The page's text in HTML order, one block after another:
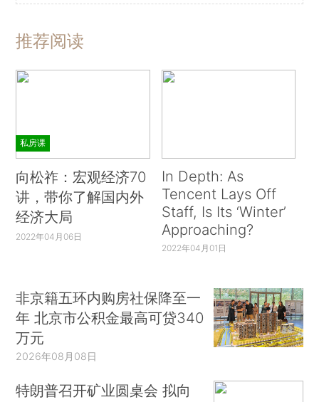
推荐阅读
私房课
向松祚：宏观经济70
讲，带你了解国内外
经济大局
2022年04月06日
In Depth: As
Tencent Lays Off
Staff, Is Its ‘Winter’
Approaching?
2022年04月01日
非京籍五环内购房社保降至一
年 北京市公积金最高可贷340
万元
2026年08月08日
特朗普召开矿业圆桌会 拟向